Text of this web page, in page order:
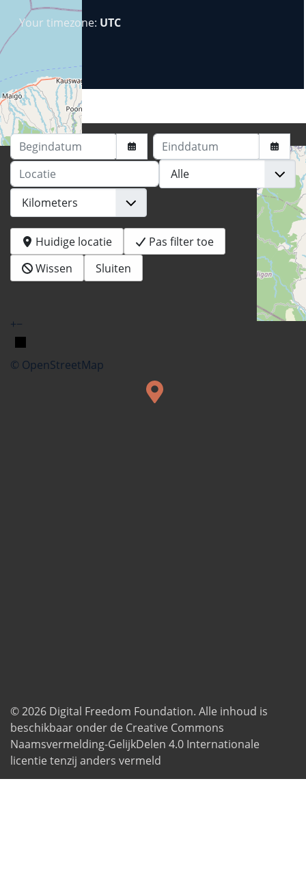
+−
© OpenStreetMap
Your timezone: UTC
Begindatum
Einddatum
Locatie
Huidige locatie
Pas filter toe
Wissen
Sluiten
© 2026 Digital Freedom Foundation. Alle inhoud is
beschikbaar onder de Creative Commons
Naamsvermelding-GelijkDelen 4.0 Internationale
licentie tenzij anders vermeld